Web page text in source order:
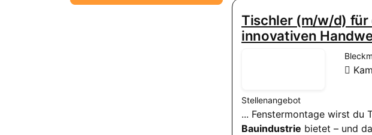
Tischler (m/w/d) für
innovativen
Stellenangebot
... Fenstermontage wirst du
Bauindustrie bietet – und